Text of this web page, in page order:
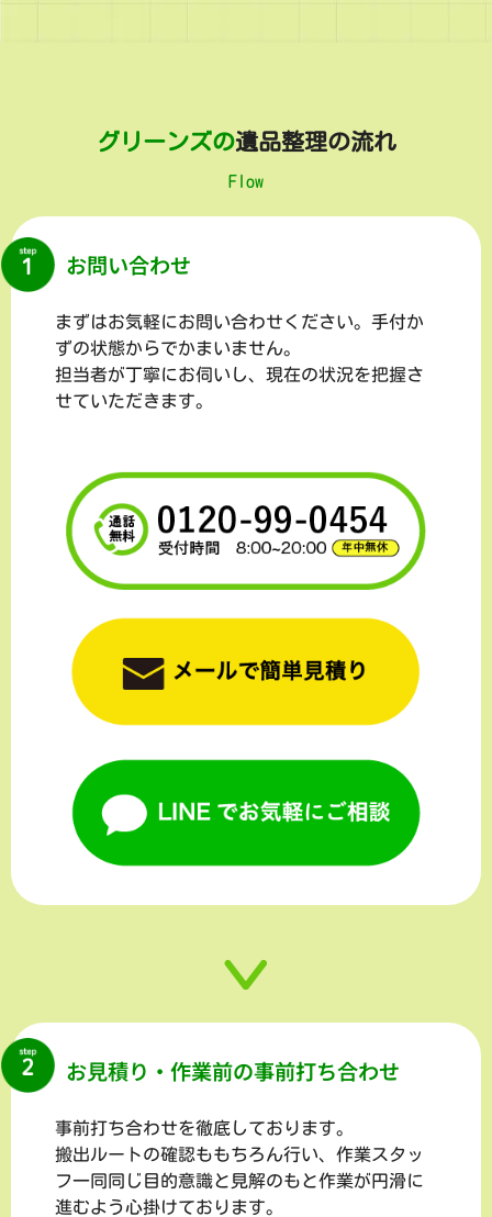
グリーンズの遺品整理の流れ
Flow
お問い合わせ
まずはお気軽にお問い合わせください。手付か
ずの状態からでかまいません。
担当者が丁寧にお伺いし、現在の状況を把握さ
せていただきます。
お見積り・作業前の事前打ち合わせ
事前打ち合わせを徹底しております。
搬出ルートの確認ももちろん行い、作業スタッ
フ一同同じ目的意識と見解のもと作業が円滑に
進むよう心掛けております。